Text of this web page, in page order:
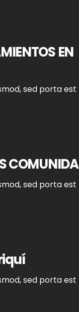
EN
sed porta est
sed porta est
sed porta est